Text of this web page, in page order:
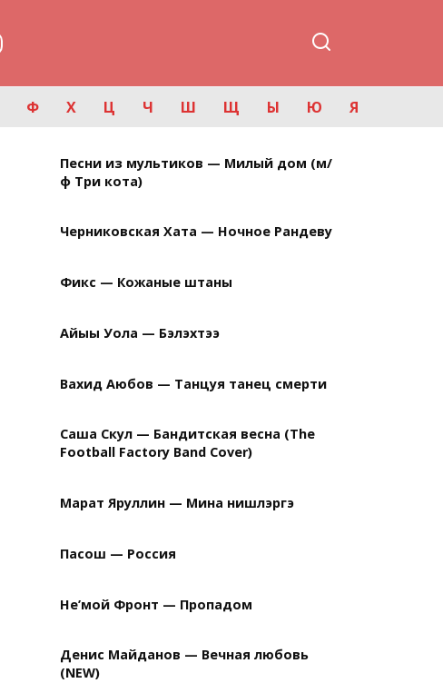
Ф Х Ц Ч Ш Щ Ы Ю Я
Песни из мультиков — Милый дом (м/
ф Три кота)
Черниковская Хата — Ночное Рандеву
Фикс — Кожаные штаны
Айыы Уола — Бэлэхтээ
Вахид Аюбов — Танцуя танец смерти
Саша Скул — Бандитская весна (The
Football Factory Band Cover)
Марат Яруллин — Мина нишлэргэ
Пасош — Россия
Не’мой Фронт — Пропадом
Денис Майданов — Вечная любовь
(NEW)